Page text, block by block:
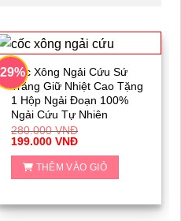
Cốc Xông Ngải Cứu Sứ
Trắng Giữ Nhiệt Cao Tặng
1 Hộp Ngải Đoạn 100%
Ngải Cứu Tự Nhiên
280.000VNĐ
Giá
280.000 VNĐ.
199.000VNĐGiá
tại
là:
THÊM VÀO GIỎ